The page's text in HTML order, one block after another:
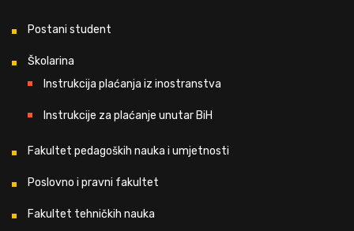
Postani student
Školarina
Instrukcija plaćanja iz inostranstva
Instrukcije za plaćanje unutar BiH
Fakultet pedagoških nauka i umjetnosti
Poslovno i pravni fakultet
Fakultet tehničkih nauka